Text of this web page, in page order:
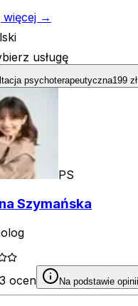
więcej →
usługę
psychoterapeutyczna199 zł
PS
Szymańska
ocen Na podstawie